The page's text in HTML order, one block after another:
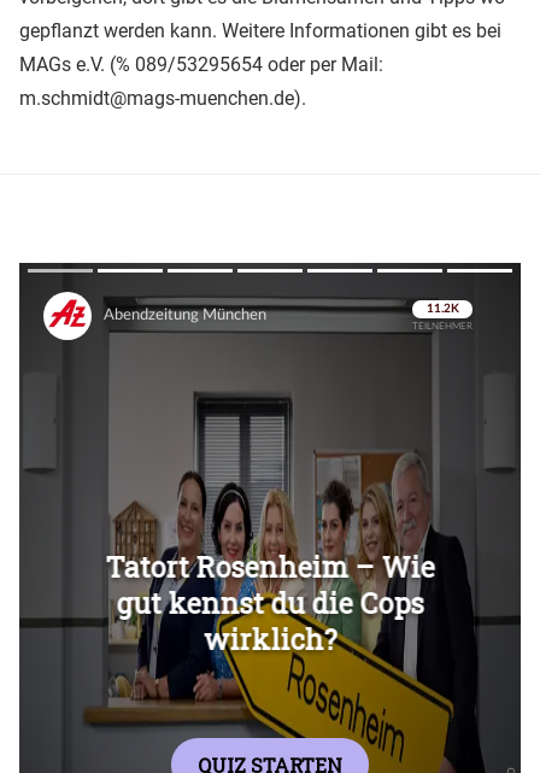
gepflanzt werden kann. Weitere Informationen gibt es bei
MAGs e.V. (% 089/53295654 oder per Mail:
m.schmidt@mags-muenchen.de).
Überspringen
Überspringen